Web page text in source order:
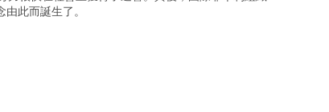
此而誕生了。